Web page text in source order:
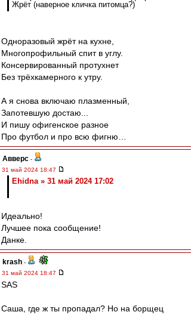
Жрёт (наверное кличка питомца?)
Одноразовый жрёт на кухне,
Многопрофильный спит в углу.
Консервированный протухнет
Без трёхкамерного к утру.
А я снова включаю плазменный,
Запотевшую достаю...
И пишу офигенское разное
Про футбол и про всю фигню…
Авверс -
31 май 2024 18:47
Ehidna » 31 май 2024 17:02
Идеально!
Лучшее пока сообщение!
Данке.
krash -
31 май 2024 18:47
SAS
Саша, где ж ты пропадал? Но на борщец